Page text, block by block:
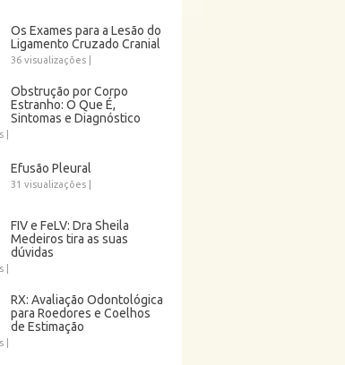
Os Exames para a Lesão do
Ligamento Cruzado Cranial
36 visualizações|
Obstrução por Corpo
Estranho: O Que É,
Sintomas e Diagnóstico
|
Efusão Pleural
31 visualizações|
FIV e FeLV: Dra Sheila
Medeiros tira as suas
dúvidas
|
RX: Avaliação Odontológica
para Roedores e Coelhos
de Estimação
|